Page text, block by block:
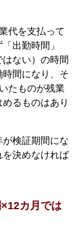
代を支払って
出勤時間」
はない）の時間
間になり、そ
たものが残業
るものはあり
検証期間にな
を決めなければ
カ月では